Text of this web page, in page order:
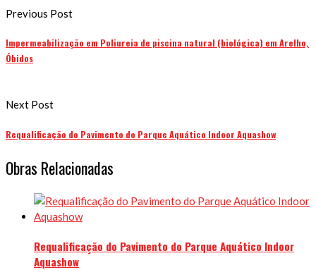
Previous Post
Impermeabilização em Poliureia de piscina natural (biológica) em Arelho,
Óbidos
Next Post
Requalificação do Pavimento do Parque Aquático Indoor Aquashow
Obras Relacionadas
Requalificação do Pavimento do Parque Aquático Indoor
Aquashow